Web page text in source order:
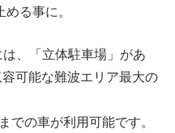
る事に。
、「立体駐車場」があ
可能な難波エリア最大の
での車が利用可能です。